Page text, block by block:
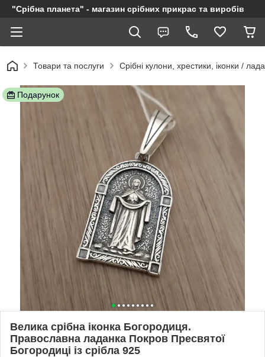
"Срібна планета" - магазин срібних прикрас та виробів
Товари та послуги Срібні кулони, хрестики, іконки /
Подарунок
Велика срібна іконка Богородиця.
Православна ладанка Покров Пресвятої
Богородиці із срібла 925